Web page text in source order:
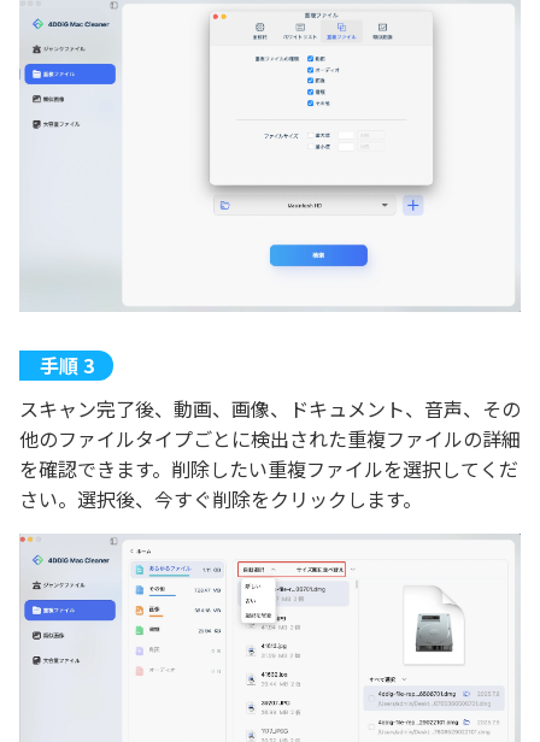
スキャン完了後、動画、画像、ドキュメント、音声、その
他のファイルタイプごとに検出された重複ファイルの詳細
を確認できます。削除したい重複ファイルを選択してくだ
さい。選択後、今すぐ削除をクリックします。